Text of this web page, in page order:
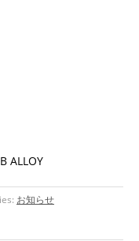
ALLOY
お知らせ